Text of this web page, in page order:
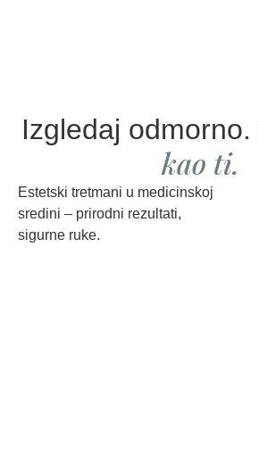
Izgledaj odmorno.
kao ti.
Estetski tretmani u medicinskoj
sredini – prirodni rezultati,
sigurne ruke.